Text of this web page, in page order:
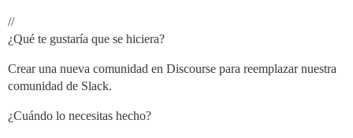
//
¿Qué te gustaría que se hiciera?
Crear una nueva comunidad en Discourse para reemplazar nuestra
comunidad de Slack.
¿Cuándo lo necesitas hecho?